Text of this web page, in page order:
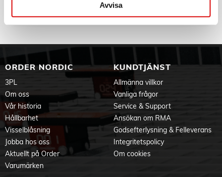
Avvisa
929002065503
Rek: 59,00 kr
ORDER NORDIC
3PL
Om oss
Vår historia
Hållbarhet
Visselblåsning
Jobba hos oss
Aktuellt på Order
Varumärken
KUNDTJÄNST
Allmänna villkor
Vanliga frågor
Service & Support
Ansökan om RMA
Godsefterlysning & Felleverans
Integritetspolicy
Om cookies